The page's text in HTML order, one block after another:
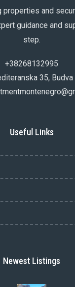
properties and
guidance and
step.
+38268132995
35, Budva
Useful Links
Newest Listings